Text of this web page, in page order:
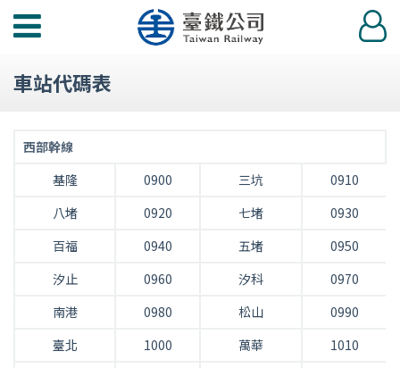
功
選
登
入
車站代碼表
西部幹線
基隆
0900 三坑
0910
八堵
0920 七堵
0930
百福
0940 五堵
0950
汐止
0960 汐科
0970
南港
0980 松山
0990
臺北
1000 萬華
1010